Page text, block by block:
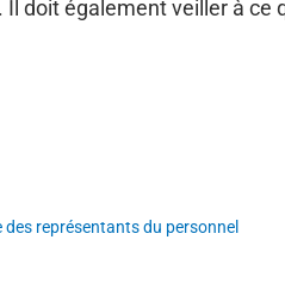
doit également veiller à
représentants du personnel